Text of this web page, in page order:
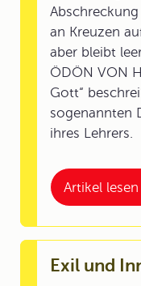
Artikel lesen
an Kreuzen
aber bleibt
ÖDÖN VON
Gott“
sogenannten
ihres Lehrers.
Exil und